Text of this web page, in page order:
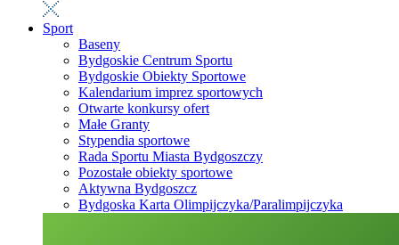
Sport
Baseny
Bydgoskie Centrum Sportu
Bydgoskie Obiekty Sportowe
Kalendarium imprez sportowych
Otwarte konkursy ofert
Małe Granty
Stypendia sportowe
Rada Sportu Miasta Bydgoszczy
Pozostałe obiekty sportowe
Aktywna Bydgoszcz
Bydgoska Karta Olimpijczyka/Paralimpijczyka